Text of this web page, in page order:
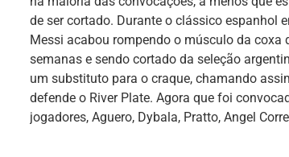
de ser cortado. Durante o clássico espanhol
Messi acabou rompendo o músculo da coxa
semanas e sendo cortado da seleção
um substituto para o craque, chamando
defende o River Plate. Agora que foi
jogadores, Aguero, Dybala, Pratto, Angel